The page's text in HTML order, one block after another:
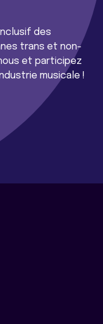
des
trans et non-
et participez
musicale !